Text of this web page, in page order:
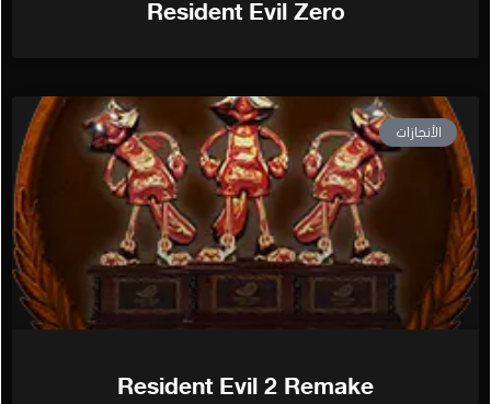
Resident Evil Zero
الأنجازات
Resident Evil 2 Remake